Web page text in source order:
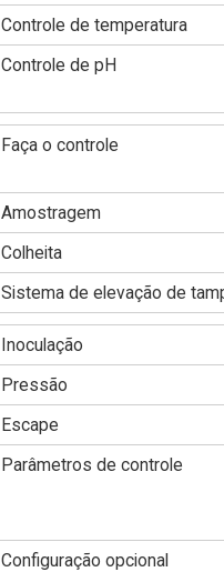
Controle de temperatura
Controle de pH
Faça o controle
Amostragem
Colheita
Sistema de elevação de
Inoculação
Pressão
Escape
Parâmetros de controle
Configuração opcional